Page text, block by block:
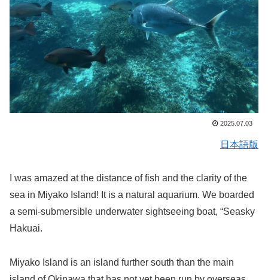
2025.07.03
日本語版
I was amazed at the distance of fish and the clarity of the
sea in Miyako Island! It is a natural aquarium. We boarded
a semi-submersible underwater sightseeing boat, “Seasky
Hakuai.
Miyako Island is an island further south than the main